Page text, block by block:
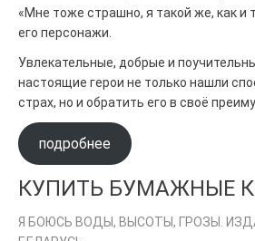
«Мне тоже страшно, я такой же, как и
его персонажи.
Увлекательные, добрые и
настоящие герои не только нашли
страх, но и обратить его в своё
подробнее
КУПИТЬ БУМАЖНЫЕ
Я БОЮСЬ ВОДЫ, ВЫСОТЫ, ГРОЗЫ.